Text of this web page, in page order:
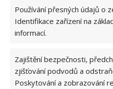
Používání přesných údajů o
Identifikace zařízení na
informací.
Zajištění bezpečnosti,
zjišťování podvodů a
Poskytování a zobrazování
stromeček. Citrusy
girlandy. Ty můžete